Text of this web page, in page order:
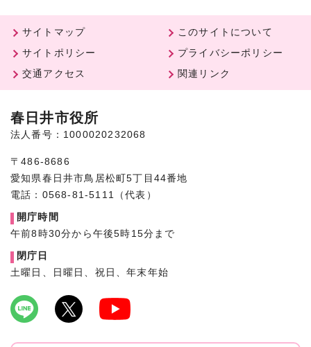
サイトマップ
このサイトについて
サイトポリシー
プライバシーポリシー
交通アクセス
関連リンク
春日井市役所
法人番号：1000020232068
〒486-8686
愛知県春日井市鳥居松町5丁目44番地
電話：0568-81-5111（代表）
開庁時間
午前8時30分から午後5時15分まで
閉庁日
土曜日、日曜日、祝日、年末年始